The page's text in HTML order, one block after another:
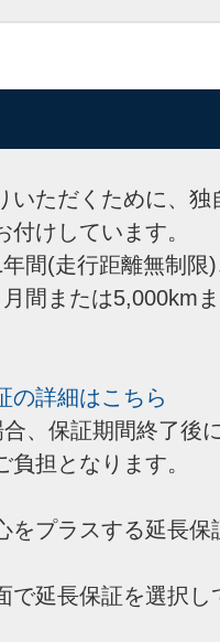
いただくために、
けしています。
間(走行距離無制限
間または5,000km
の詳細はこちら
、保証期間終了後
担となります。
をプラスする延長
で延長保証を選択し